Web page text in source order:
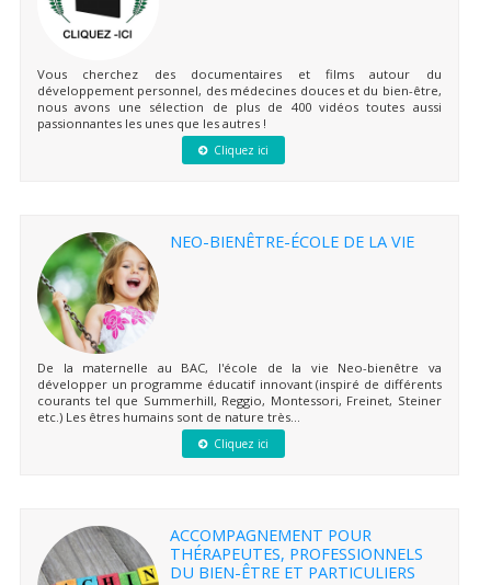
Vous cherchez des documentaires et films autour du
développement personnel, des médecines douces et du bien-être,
nous avons une sélection de plus de 400 vidéos toutes aussi
passionnantes les unes que les autres !
Cliquez ici
NEO-BIENÊTRE-ÉCOLE DE LA VIE
De la maternelle au BAC, l'école de la vie Neo-bienêtre va
développer un programme éducatif innovant (inspiré de différents
courants tel que Summerhill, Reggio, Montessori, Freinet, Steiner
etc.) Les êtres humains sont de nature très...
Cliquez ici
ACCOMPAGNEMENT POUR
THÉRAPEUTES, PROFESSIONNELS
DU BIEN-ÊTRE ET PARTICULIERS